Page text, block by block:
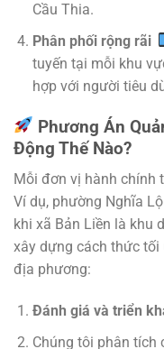
Cầu Thia.
Phân phối rộng rãi
tuyến tại mỗi khu
hợp với người tiêu
Phương Án
Động Thế Nào?
Mỗi đơn vị hành chính
Ví dụ, phường Nghĩa
khi xã Bản Liền là khu
xây dựng cách thức
địa phương:
Đánh giá và triển
Chúng tôi phân tích